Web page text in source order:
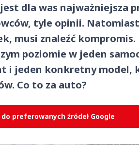
dla was najważniejsza
tyle opinii.
musi znaleźć kompromis.
poziomie w jeden
i jeden konkretny model,
Co to za auto?
preferowanych źródeł Google